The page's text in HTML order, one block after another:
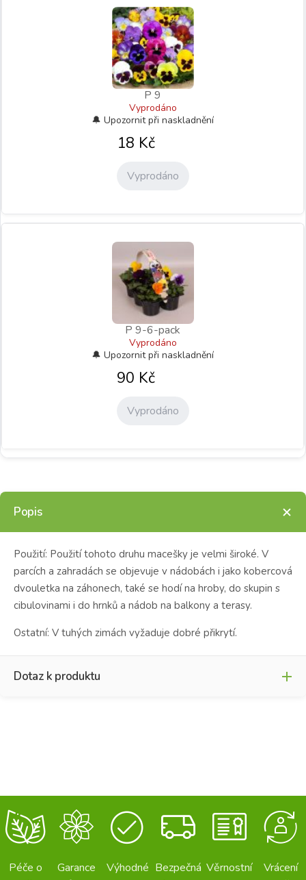
P 9
Vyprodáno
18 Kč
Vyprodáno
P 9-6-pack
Vyprodáno
90 Kč
Vyprodáno
Popis
Použití: Použití tohoto druhu macešky je velmi široké. V
parcích a zahradách se objevuje v nádobách i jako kobercová
dvouletka na záhonech, také se hodí na hroby, do skupin s
cibulovinami i do hrnků a nádob na balkony a terasy.
Ostatní: V tuhých zimách vyžaduje dobré přikrytí.
Dotaz k produktu
Křestní jméno Příjmení
E-mail
Péče o
Garance
Výhodné Bezpečná Věrnostní
Vrácení